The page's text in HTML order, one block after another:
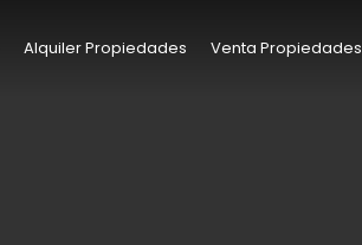
Alquiler Propiedades Venta Propiedades